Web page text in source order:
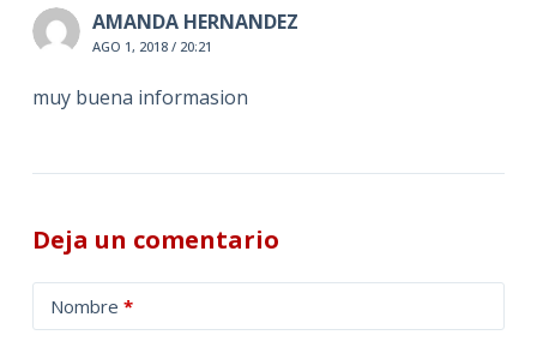
AMANDA HERNANDEZ
AGO 1, 2018 / 20:21
muy buena informasion
Deja un comentario
Nombre *
l